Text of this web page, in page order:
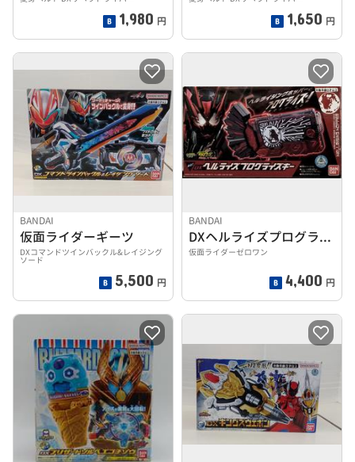
1,980 円 1,650 円
BANDAI
仮面ライダーギーツ
DXコマンドツインバックル&レイジング
ソード
5,500 円
BANDAI
DXヘルライズプログライズキー
仮面ライダーゼロワン
4,400 円